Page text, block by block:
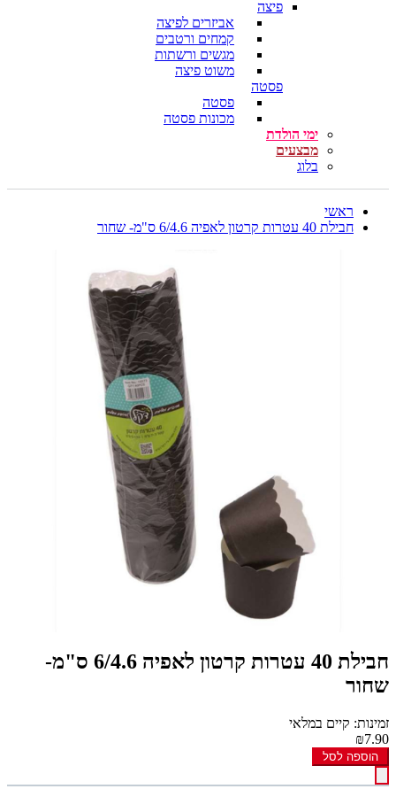
פיצה
אביזרים לפיצה
קמחים ורטבים
מגשים ורשתות
משוט פיצה
פסטה
פסטה
מכונות פסטה
ימי הולדת
מבצעים
בלוג
ראשי
חבילת 40 עטרות קרטון לאפיה 6/4.6 ס"מ- שחור
חבילת 40 עטרות קרטון לאפיה 6/4.6 ס"מ-
שחור
זמינות: קיים במלאי
₪7.90
הוספה לסל